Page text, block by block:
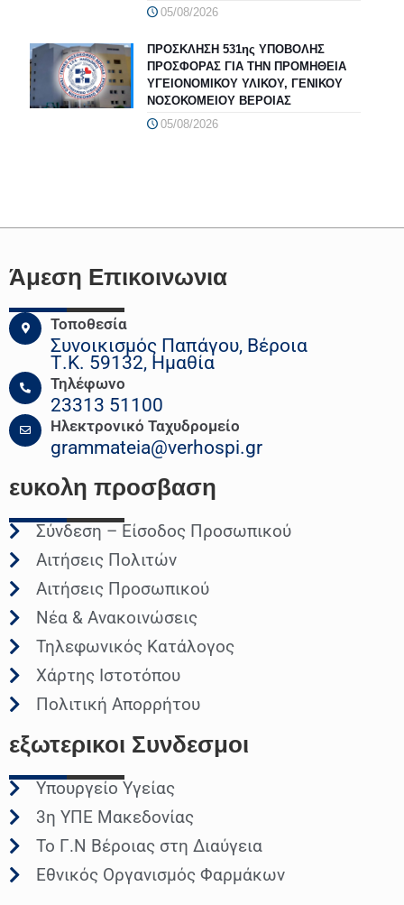
05/08/2026
ΠΡΟΣΚΛΗΣΗ 531ης ΥΠΟΒΟΛΗΣ
ΠΡΟΣΦΟΡΑΣ ΓΙΑ ΤΗΝ ΠΡΟΜΗΘΕΙΑ
ΥΓΕΙΟΝΟΜΙΚΟΥ ΥΛΙΚΟΥ, ΓΕΝΙΚΟΥ
ΝΟΣΟΚΟΜΕΙΟΥ ΒΕΡΟΙΑΣ
05/08/2026
Άμεση Επικοινωνια
Τοποθεσία
Συνοικισμός Παπάγου, Βέροια
Τ.Κ. 59132, Ημαθία
Τηλέφωνο
23313 51100
Ηλεκτρονικό Ταχυδρομείο
grammateia@verhospi.gr
ευκολη προσβαση
Σύνδεση – Είσοδος Προσωπικού
Αιτήσεις Πολιτών
Αιτήσεις Προσωπικού
Νέα & Ανακοινώσεις
Τηλεφωνικός Κατάλογος
Χάρτης Ιστοτόπου
Πολιτική Απορρήτου
εξωτερικοι Συνδεσμοι
Υπουργείο Υγείας
3η ΥΠΕ Μακεδονίας
Το Γ.Ν Βέροιας στη Διαύγεια
Εθνικός Οργανισμός Φαρμάκων